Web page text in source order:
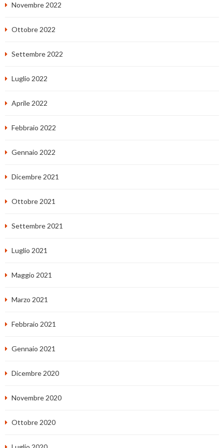
Novembre 2022
Ottobre 2022
Settembre 2022
Luglio 2022
Aprile 2022
Febbraio 2022
Gennaio 2022
Dicembre 2021
Ottobre 2021
Settembre 2021
Luglio 2021
Maggio 2021
Marzo 2021
Febbraio 2021
Gennaio 2021
Dicembre 2020
Novembre 2020
Ottobre 2020